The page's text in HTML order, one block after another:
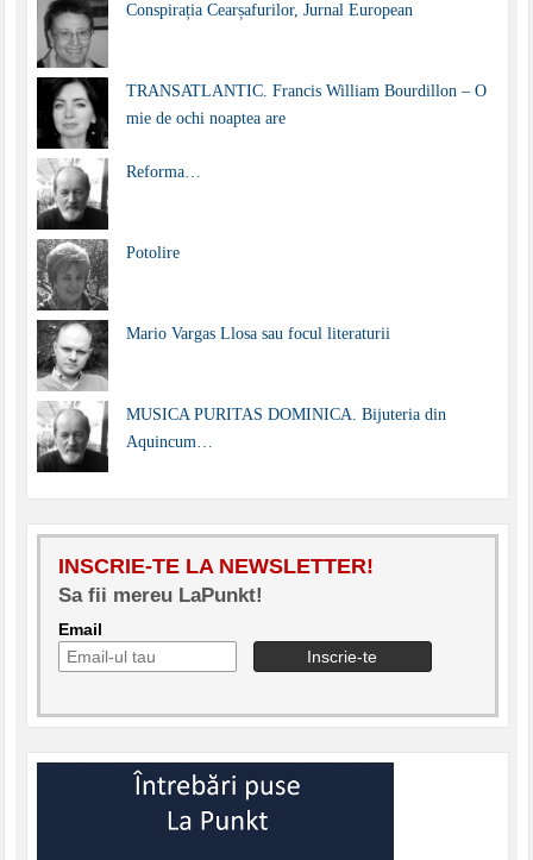
Conspirația Cearșafurilor, Jurnal European
TRANSATLANTIC. Francis William Bourdillon – O
mie de ochi noaptea are
Reforma…
Potolire
Mario Vargas Llosa sau focul literaturii
MUSICA PURITAS DOMINICA. Bijuteria din
Aquincum…
INSCRIE-TE LA NEWSLETTER!
Sa fii mereu LaPunkt!
Email